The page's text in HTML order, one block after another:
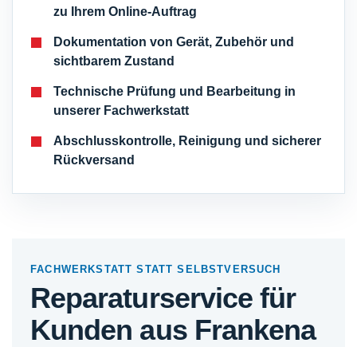
zu Ihrem Online-Auftrag
Dokumentation von Gerät, Zubehör und
sichtbarem Zustand
Technische Prüfung und Bearbeitung in
unserer Fachwerkstatt
Abschlusskontrolle, Reinigung und sicherer
Rückversand
FACHWERKSTATT STATT SELBSTVERSUCH
Reparaturservice für
Kunden aus Frankena